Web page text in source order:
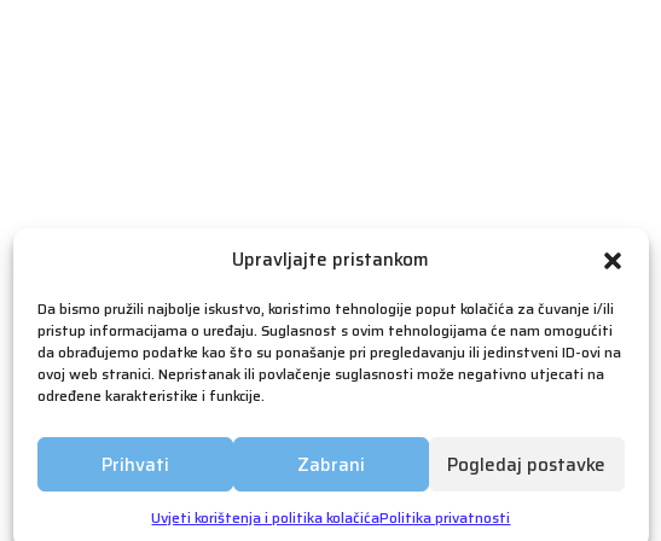
Upravljajte pristankom
Da bismo pružili najbolje iskustvo, koristimo tehnologije poput kolačića za čuvanje i/ili
pristup informacijama o uređaju. Suglasnost s ovim tehnologijama će nam omogućiti
da obrađujemo podatke kao što su ponašanje pri pregledavanju ili jedinstveni ID-ovi na
ovoj web stranici. Nepristanak ili povlačenje suglasnosti može negativno utjecati na
određene karakteristike i funkcije.
Prihvati Zabrani Pogledaj postavke
Uvjeti korištenja i politika kolačićaPolitika privatnosti
rujan 2018
srpanj 2018
lipanj 2018
svibanj 2018
ožujak 2018
siječanj 2018
prosinac 2017